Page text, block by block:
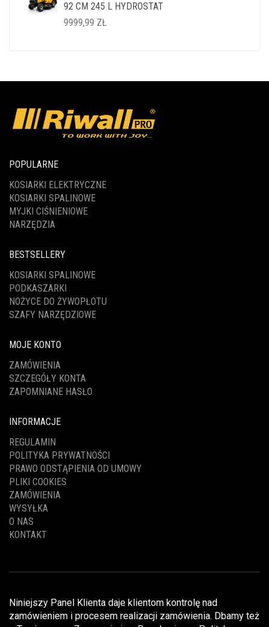
14999,99 ZŁ.11999,99 ZŁ.
92 CM 245 L HYDROSTAT
9999,99 ZŁ
POPULARNE
KOSIARKI ELEKTRYCZNE
KOSIARKI SPALINOWE
MYJKI CIŚNIENIOWE
NARZĘDZIA
BESTSELLERY
KOSIARKI SPALINOWE
PODKASZARKI
NOŻYCE DO ŻYWOPŁOTU
SZAFY NARZĘDZIOWE
MOJE KONTO
ZAMÓWIENIA
SZCZEGÓŁY KONTA
ZAPOMNIANE HASŁO
INFORMACJE
REGULAMIN
POLITYKA PRYWATNOŚCI
PRAWO ODSTĄPIENIA OD UMOWY
PLIKI COOKIES
ZAMÓWIENIA
WYSYŁKA
O NAS
KONTAKT
Niniejszy Panel Klienta daje klientom kontrolę nad
zamówieniem i procesem realizacji zamówienia. Dbamy też